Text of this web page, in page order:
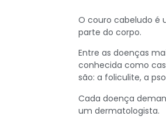
O couro cabeludo é
parte do corpo.
Entre as doenças
conhecida como
são: a foliculite, a
Cada doença
um dermatologista.